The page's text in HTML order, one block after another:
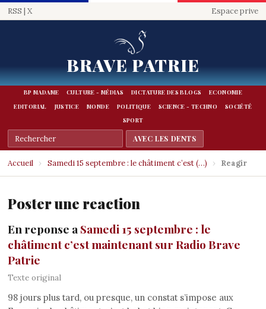
RSS | X Espace prive
BRAVE PATRIE
BP MADAME CULTURE - MÉDIAS DICTATURE DES BLOGS
ECONOMIE
EDITORIAL
JUSTICE MONDE POLITIQUE SCIENCE - TECHNO
SOCIÉTÉ
SPORT
Accueil › Samedi 15 septembre : le châtiment c’est (…) › Reagir
Poster une reaction
En reponse a Samedi 15 septembre : le
châtiment c’est maintenant sur Radio Brave
Patrie
Texte original
98 jours plus tard, ou presque, un constat s’impose aux